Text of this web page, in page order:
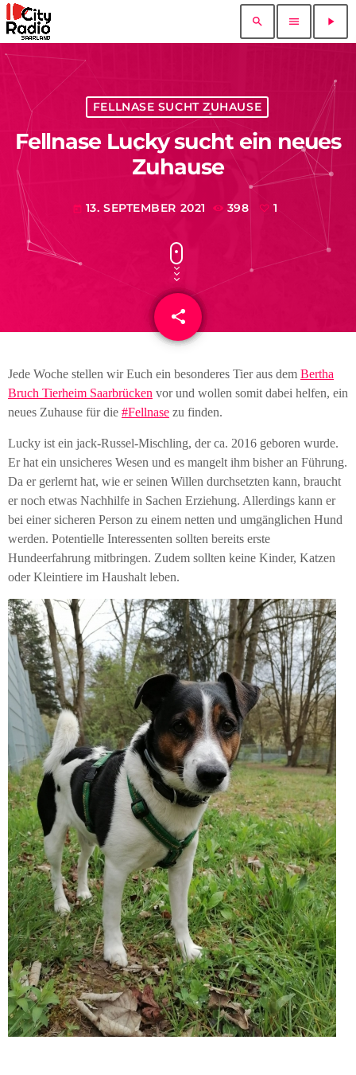
search menu play_arrow
FELLNASE SUCHT ZUHAUSE
Fellnase Lucky sucht ein neues
Zuhause
today 13. SEPTEMBER 2021 398 1
share
email
Jede Woche stellen wir Euch ein besonderes Tier aus dem Bertha
Bruch Tierheim Saarbrücken vor und wollen somit dabei helfen, ein
neues Zuhause für die #Fellnase zu finden.
Lucky ist ein jack-Russel-Mischling, der ca. 2016 geboren wurde.
Er hat ein unsicheres Wesen und es mangelt ihm bisher an Führung.
Da er gerlernt hat, wie er seinen Willen durchsetzten kann, braucht
er noch etwas Nachhilfe in Sachen Erziehung. Allerdings kann er
bei einer sicheren Person zu einem netten und umgänglichen Hund
werden. Potentielle Interessenten sollten bereits erste
Hundeerfahrung mitbringen. Zudem sollten keine Kinder, Katzen
oder Kleintiere im Haushalt leben.